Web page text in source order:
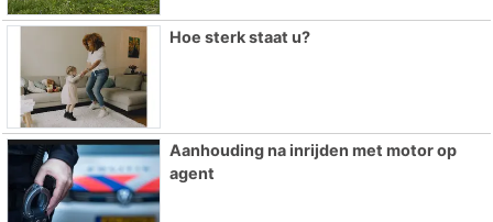
Hoe sterk staat u?
Aanhouding na inrijden met motor op
agent